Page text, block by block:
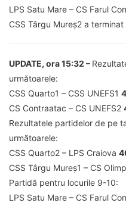
LPS Satu Mare – CS Farul
CSS Târgu Mureș2 a
UPDATE, ora 15:32 –
următoarele:
CSS Quarto1 – CSS UNEFS1
CS Contraatac – CS UNEFS2
Rezultatele partidelor de pe
următoarele:
CSS Quarto2 – LPS Craiova
CSS Târgu Mureș1 – CS
Partidă pentru locurile 9-10:
LPS Satu Mare – CS Farul